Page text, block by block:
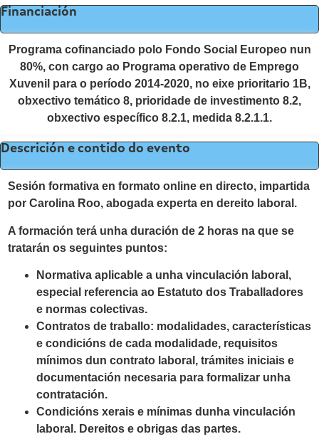
Financiación
Programa cofinanciado polo Fondo Social Europeo nun
80%, con cargo ao Programa operativo de Emprego
Xuvenil para o período 2014-2020, no eixe prioritario 1B,
obxectivo temático 8, prioridade de investimento 8.2,
obxectivo específico 8.2.1, medida 8.2.1.1.
Descrición e contido do evento
Sesión formativa en formato online en directo, impartida
por Carolina Roo, abogada experta en dereito laboral.
A formación terá unha duración de 2 horas na que se
tratarán os seguintes puntos:
Normativa aplicable a unha vinculación laboral,
especial referencia ao Estatuto dos Traballadores
e normas colectivas.
Contratos de traballo: modalidades, características
e condicións de cada modalidade, requisitos
mínimos dun contrato laboral, trámites iniciais e
documentación necesaria para formalizar unha
contratación.
Condicións xerais e mínimas dunha vinculación
laboral. Dereitos e obrigas das partes.